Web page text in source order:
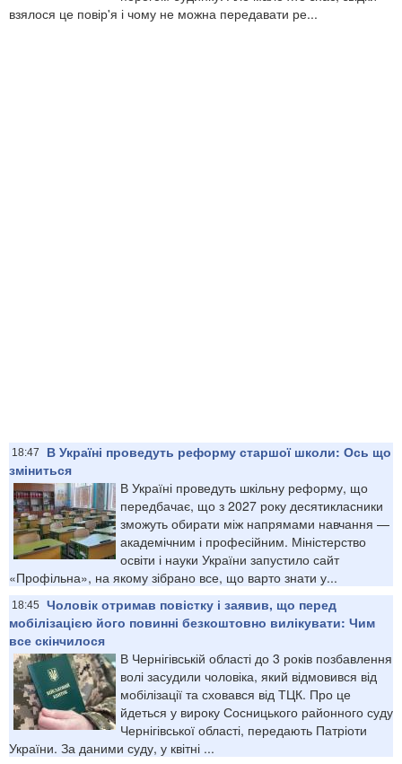
взялося це повір'я і чому не можна передавати ре...
18:47
В Україні проведуть реформу старшої школи: Ось що
зміниться
В Україні проведуть шкільну реформу, що
передбачає, що з 2027 року десятикласники
зможуть обирати між напрямами навчання —
академічним і професійним. Міністерство
освіти і науки України запустило сайт
«Профільна», на якому зібрано все, що варто знати у...
18:45
Чоловік отримав повістку і заявив, що перед
мобілізацією його повинні безкоштовно вилікувати: Чим
все скінчилося
В Чернігівській області до 3 років позбавлення
волі засудили чоловіка, який відмовився від
мобілізації та сховався від ТЦК. Про це
йдеться у вироку Сосницького районного суду
Чернігівської області, передають Патріоти
України. За даними суду, у квітні ...